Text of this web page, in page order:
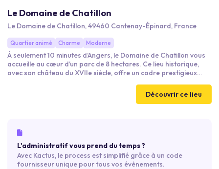
Le Domaine de Chatillon
Le Domaine de Chatillon, 49460 Cantenay-Épinard, France
Quartier animé Charme Moderne
À seulement 10 minutes d’Angers, le Domaine de Chatillon vous
accueille au cœur d’un parc de 8 hectares. Ce lieu historique,
avec son château du XVIIe siècle, offre un cadre prestigieux
modernité, il est l’endroit idéal pour créer des souvenirs
inoubliables. ​Une salle de réception de 450m2 avec une scène
Découvrir ce lieu
L'administratif vous prend du temps ?
Avec Kactus, le process est simplifié grâce à un code
fournisseur unique pour tous vos évènements.